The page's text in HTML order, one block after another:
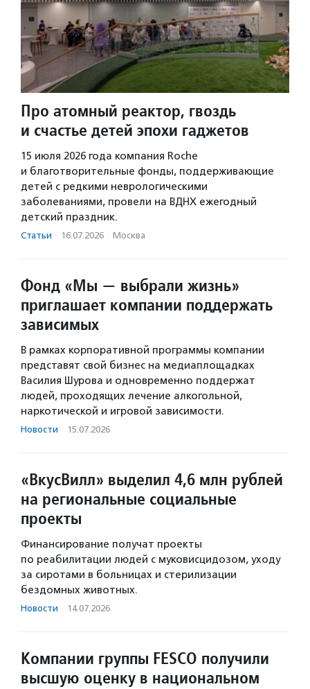
Про атомный реактор, гвоздь
и счастье детей эпохи гаджетов
15 июля 2026 года компания Roche
и благотворительные фонды, поддерживающие
детей с редкими неврологическими
заболеваниями, провели на ВДНХ ежегодный
детский праздник.
Статьи · 16.07.2026 · Москва
Фонд «Мы — выбрали жизнь»
приглашает компании поддержать
зависимых
В рамках корпоративной программы компании
представят свой бизнес на медиаплощадках
Василия Шурова и одновременно поддержат
людей, проходящих лечение алкогольной,
наркотической и игровой зависимости.
Новости · 15.07.2026
«ВкусВилл» выделил 4,6 млн рублей
на региональные социальные
проекты
Финансирование получат проекты
по реабилитации людей с муковисцидозом, уходу
за сиротами в больницах и стерилизации
бездомных животных.
Новости · 14.07.2026
Компании группы FESCO получили
высшую оценку в национальном